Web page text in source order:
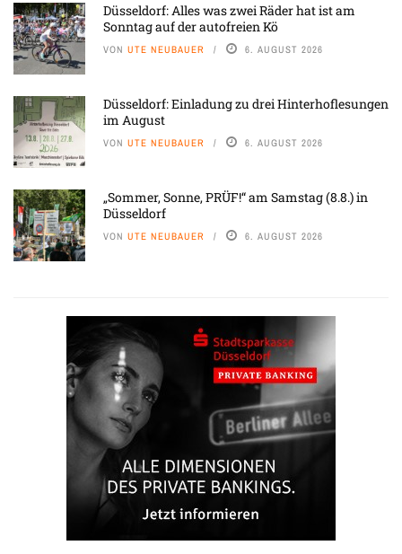
Düsseldorf: Alles was zwei Räder hat ist am
Sonntag auf der autofreien Kö
VON UTE NEUBAUER 6. AUGUST 2026
Düsseldorf: Einladung zu drei Hinterhoflesungen
im August
VON UTE NEUBAUER 6. AUGUST 2026
„Sommer, Sonne, PRÜF!“ am Samstag (8.8.) in
Düsseldorf
VON UTE NEUBAUER 6. AUGUST 2026